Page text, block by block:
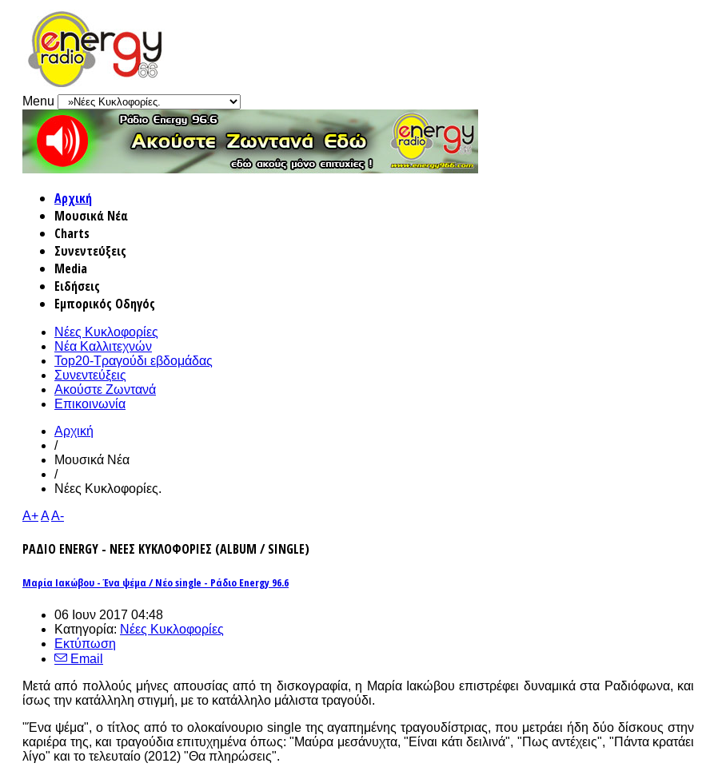
Menu
Αρχική
Μουσικά Νέα
Charts
Συνεντεύξεις
Media
Ειδήσεις
Εμπορικός Οδηγός
Νέες Κυκλοφορίες
Νέα Καλλιτεχνών
Top20-Τραγούδι εβδομάδας
Συνεντεύξεις
Ακούστε Ζωντανά
Επικοινωνία
Αρχική
/
Μουσικά Νέα
/
Νέες Κυκλοφορίες.
A+AA-
ΡΑΔΙΟ ENERGY - ΝΕΕΣ ΚΥΚΛΟΦΟΡΙΕΣ (ALBUM / SINGLE)
Μαρία Ιακώβου - Ένα ψέμα / Νέο single - Ράδιο Energy 96.6
06 Ιουν 2017 04:48
Κατηγορία: Νέες Κυκλοφορίες
Εκτύπωση
Email
Μετά από πολλούς μήνες απουσίας από τη δισκογραφία, η Μαρία Ιακώβου επιστρέφει δυναμικά στα Ραδιόφωνα, και
ίσως την κατάλληλη στιγμή, με το κατάλληλο μάλιστα τραγούδι.
"Ένα ψέμα", ο τίτλος από το ολοκαίνουριο single της αγαπημένης τραγουδίστριας, που μετράει ήδη δύο δίσκους στην
καριέρα της, και τραγούδια επιτυχημένα όπως: "Μαύρα μεσάνυχτα, "Είναι κάτι δειλινά", "Πως αντέχεις", "Πάντα κρατάει
λίγο" και το τελευταίο (2012) "Θα πληρώσεις".